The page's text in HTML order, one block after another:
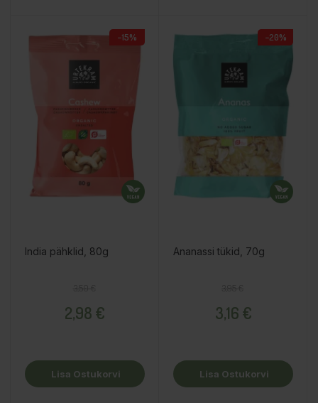
−15%
India pähklid, 80g
2,98 €
Lisa Ostukorvi
−20%
Ananassi tükid, 70g
3,16 €
Lisa Ostukorvi